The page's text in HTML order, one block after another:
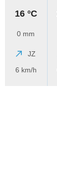
16 °C
0 mm
JZ
6 km/h